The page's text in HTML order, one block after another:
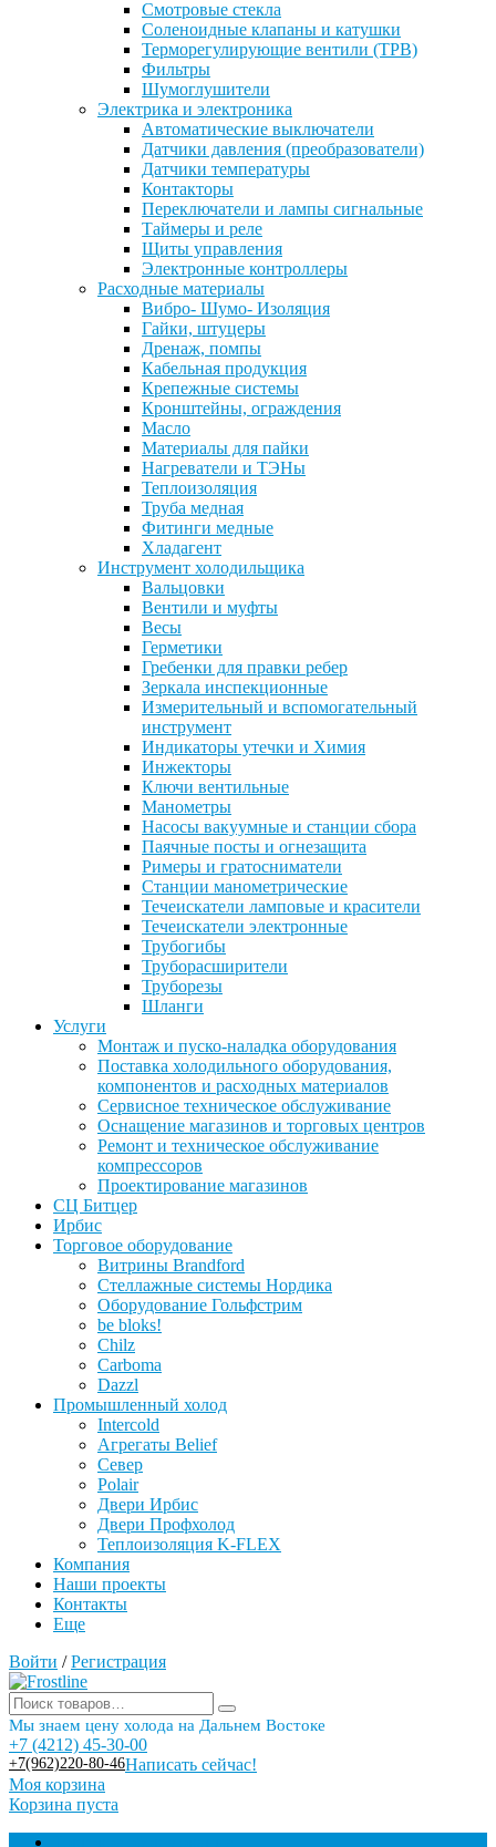
Смотровые стекла
Соленоидные клапаны и катушки
Терморегулирующие вентили (ТРВ)
Фильтры
Шумоглушители
Электрика и электроника
Автоматические выключатели
Датчики давления (преобразователи)
Датчики температуры
Контакторы
Переключатели и лампы сигнальные
Таймеры и реле
Щиты управления
Электронные контроллеры
Расходные материалы
Вибро- Шумо- Изоляция
Гайки, штуцеры
Дренаж, помпы
Кабельная продукция
Крепежные системы
Кронштейны, ограждения
Масло
Материалы для пайки
Нагреватели и ТЭНы
Теплоизоляция
Труба медная
Фитинги медные
Хладагент
Инструмент холодильщика
Вальцовки
Вентили и муфты
Весы
Герметики
Гребенки для правки ребер
Зеркала инспекционные
Измерительный и вспомогательный
инструмент
Индикаторы утечки и Химия
Инжекторы
Ключи вентильные
Манометры
Насосы вакуумные и станции сбора
Паячные посты и огнезащита
Римеры и гратосниматели
Станции манометрические
Течеискатели ламповые и красители
Течеискатели электронные
Трубогибы
Труборасширители
Труборезы
Шланги
Услуги
Монтаж и пуско-наладка оборудования
Поставка холодильного оборудования,
компонентов и расходных материалов
Сервисное техническое обслуживание
Оснащение магазинов и торговых центров
Ремонт и техническое обслуживание
компрессоров
Проектирование магазинов
СЦ Битцер
Ирбис
Торговое оборудование
Витрины Brandford
Стеллажные системы Нордика
Оборудование Гольфстрим
be bloks!
Chilz
Carboma
Dazzl
Промышленный холод
Intercold
Агрегаты Belief
Север
Polair
Двери Ирбис
Двери Профхолод
Теплоизоляция K-FLEX
Компания
Наши проекты
Контакты
Еще
Войти / Регистрация
Мы знаем цену холода на Дальнем Востоке
+7 (4212) 45-30-00
+7(962)220-80-46Написать сейчас!
Моя корзина
Корзина пуста